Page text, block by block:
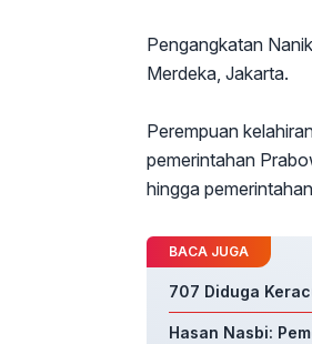
Pengangkatan
Merdeka, Jakarta.
Perempuan
pemerintahan
hingga
BACA JUGA
707 Diduga
Hasan Nasbi: